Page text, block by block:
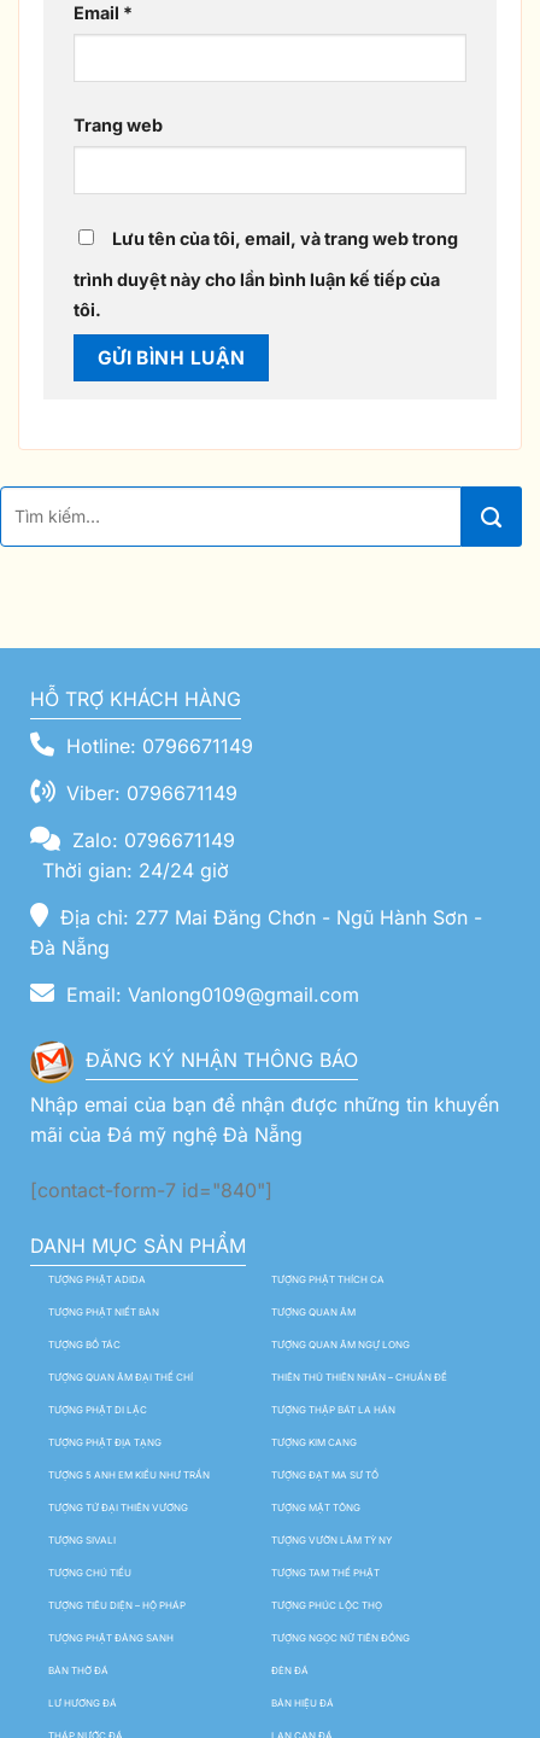
Email *
Trang web
Lưu tên của tôi, email, và trang web trong
trình duyệt này cho lần bình luận kế tiếp của
tôi.
HỖ TRỢ KHÁCH HÀNG
Hotline: 0796671149
Viber: 0796671149
Zalo: 0796671149
Thời gian: 24/24 giờ
Địa chỉ: 277 Mai Đăng Chơn - Ngũ Hành Sơn -
Đà Nẵng
Email: Vanlong0109@gmail.com
ĐĂNG KÝ NHẬN THÔNG BÁO
Nhập emai của bạn để nhận được những tin khuyến
mãi của Đá mỹ nghệ Đà Nẵng
[contact-form-7 id="840"]
DANH MỤC SẢN PHẨM
TƯỢNG PHẬT ADIDA TƯỢNG PHẬT THÍCH CA
TƯỢNG PHẬT NIẾT BÀN TƯỢNG QUAN ÂM
TƯỢNG BỒ TÁC TƯỢNG QUAN ÂM NGỰ LONG
TƯỢNG QUAN ÂM ĐẠI THẾ CHÍ THIÊN THỦ THIÊN NHÃN – CHUẨN ĐỀ
TƯỢNG PHẬT DI LẶC TƯỢNG THẬP BÁT LA HÁN
TƯỢNG PHẬT ĐỊA TẠNG TƯỢNG KIM CANG
TƯỢNG 5 ANH EM KIỀU NHƯ TRẦN TƯỢNG ĐẠT MA SƯ TỔ
TƯỢNG TỨ ĐẠI THIÊN VƯƠNG TƯỢNG MẬT TÔNG
TƯỢNG SIVALI TƯỢNG VƯỜN LÂM TỲ NY
TƯỢNG CHÚ TIỂU TƯỢNG TAM THẾ PHẬT
TƯỢNG TIÊU DIỆN – HỘ PHÁP TƯỢNG PHÚC LỘC THỌ
TƯỢNG PHẬT ĐẢNG SANH TƯỢNG NGỌC NỮ TIÊN ĐỒNG
BÀN THỜ ĐÁ ĐÈN ĐÁ
LƯ HƯƠNG ĐÁ BẢN HIỆU ĐÁ
THÁP NƯỚC ĐÁ LAN CAN ĐÁ